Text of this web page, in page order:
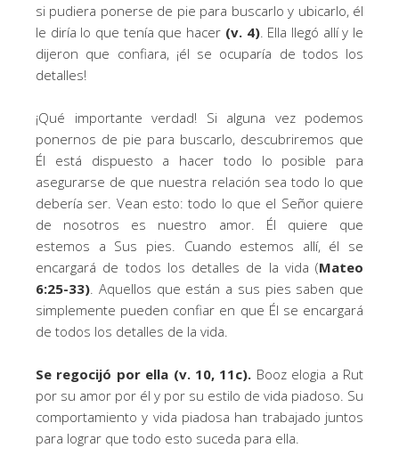
si pudiera ponerse de pie para buscarlo y ubicarlo, él
le diría lo que tenía que hacer (v. 4). Ella llegó allí y le
dijeron que confiara, ¡él se ocuparía de todos los
detalles!
¡Qué importante verdad! Si alguna vez podemos
ponernos de pie para buscarlo, descubriremos que
Él está dispuesto a hacer todo lo posible para
asegurarse de que nuestra relación sea todo lo que
debería ser. Vean esto: todo lo que el Señor quiere
de nosotros es nuestro amor. Él quiere que
estemos a Sus pies. Cuando estemos allí, él se
encargará de todos los detalles de la vida (Mateo
6:25-33) . Aquellos que están a sus pies saben que
simplemente pueden confiar en que Él se encargará
de todos los detalles de la vida.
Se regocijó por ella (v. 10, 11c). Booz elogia a Rut
por su amor por él y por su estilo de vida piadoso. Su
comportamiento y vida piadosa han trabajado juntos
para lograr que todo esto suceda para ella.